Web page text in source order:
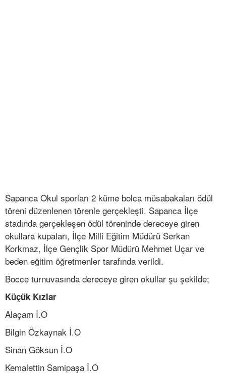
Sapanca Okul sporları 2 küme bolca müsabakaları ödül
töreni düzenlenen törenle gerçekleşti. Sapanca İlçe
stadında gerçekleşen ödül töreninde dereceye giren
okullara kupaları, İlçe Milli Eğitim Müdürü Serkan
Korkmaz, İlçe Gençlik Spor Müdürü Mehmet Uçar ve
beden eğitim öğretmenler tarafında verildi.
Bocce turnuvasında dereceye giren okullar şu şekilde;
Küçük Kızlar
Alaçam İ.O
Bilgin Özkaynak İ.O
Sinan Göksun İ.O
Kemalettin Samipaşa İ.O